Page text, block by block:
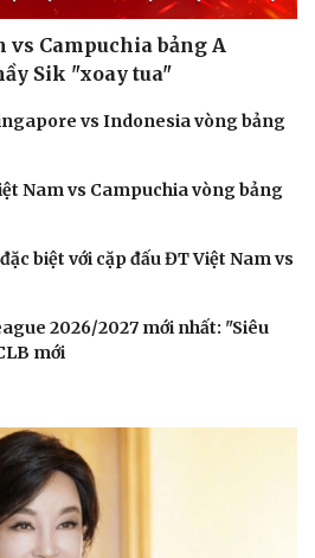
Giải trí
Sao Việt
vs Campuchia bảng A
Sik "xoay tua"
vs Indonesia vòng bảng
Nam vs Campuchia vòng bảng
biệt với cặp đấu ĐT Việt Nam vs
2026/2027 mới nhất: "Siêu
mới